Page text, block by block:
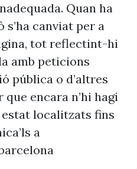
Quan ha
canviat per a
tot reflectint-hi
amb peticions
pública o d’altres
encara n’hi hagi
estat localitzats fins
a